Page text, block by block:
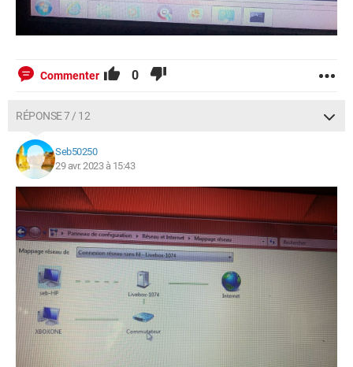
Commenter 0
RÉPONSE 7 / 12
Seb50250
29 avr. 2023 à 15:43